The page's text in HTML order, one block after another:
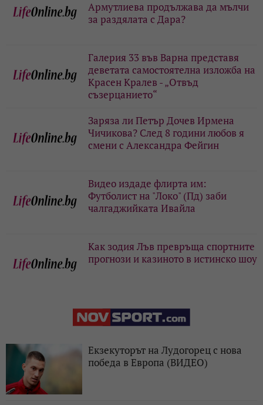
Армутлиева продължава да мълчи
за раздялата с Дара?
Галерия 33 във Варна представя
деветата самостоятелна изложба на
Красен Кралев - „Отвъд
съзерцанието“
Заряза ли Петър Дочев Ирмена
Чичикова? След 8 години любов я
смени с Александра Фейгин
Видео издаде флирта им:
Футболист на "Локо" (Пд) заби
чалгаджийката Ивайла
Как зодия Лъв превръща спортните
прогнози и казиното в истинско шоу
Екзекуторът на Лудогорец с нова
победа в Европа (ВИДЕО)